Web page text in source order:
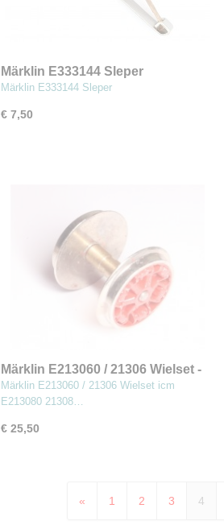
Märklin E333144 Sleper
Märklin E333144 Sleper
€ 7,50
Märklin E213060 / 21306 Wielset -
Lade 1-
Märklin E213060 / 21306 Wielset icm
E213080 21308…
€ 25,50
« 1 2 3 4